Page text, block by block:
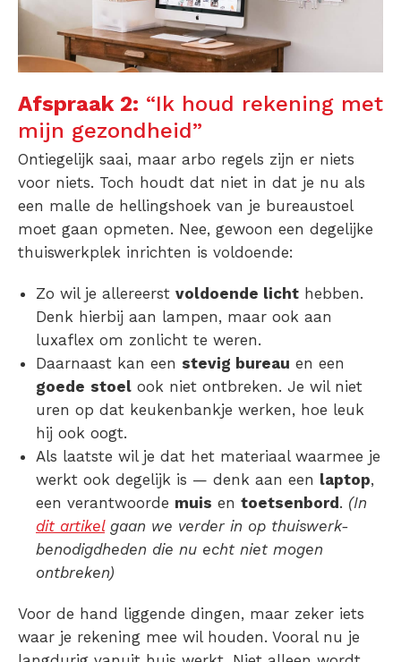
Afspraak 2: “Ik houd rekening met
mijn gezondheid”
Ontiegelijk saai, maar arbo regels zijn er niets
voor niets. Toch houdt dat niet in dat je nu als
een malle de hellingshoek van je bureaustoel
moet gaan opmeten. Nee, gewoon een degelijke
thuiswerkplek inrichten is voldoende:
Zo wil je allereerst voldoende licht hebben.
Denk hierbij aan lampen, maar ook aan
luxaflex om zonlicht te weren.
Daarnaast kan een stevig bureau en een
goede stoel ook niet ontbreken. Je wil niet
uren op dat keukenbankje werken, hoe leuk
hij ook oogt.
Als laatste wil je dat het materiaal waarmee je
werkt ook degelijk is — denk aan een laptop,
een verantwoorde muis en toetsenbord . (In
dit artikelgaan we verder in op thuiswerk-
benodigdheden die nu echt niet mogen
ontbreken)
Voor de hand liggende dingen, maar zeker iets
waar je rekening mee wil houden. Vooral nu je